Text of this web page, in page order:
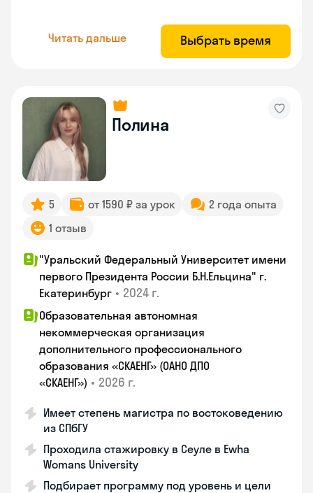
Читать дальше Выбрать время
Полина
5 от 1590 ₽ за урок
2 года опыта
1 отзыв
"Уральский Федеральный Университет имени
первого Президента России Б.Н.Ельцина" г.
Екатеринбург • 2024 г.
Образовательная автономная
некоммерческая организация
дополнительного профессионального
образования «СКАЕНГ» (ОАНО ДПО
«СКАЕНГ») • 2026 г.
Имеет степень магистра по востоковедению
из СПбГУ
Проходила стажировку в Сеуле в Ewha
Womans University
Подбирает программу под уровень и цели